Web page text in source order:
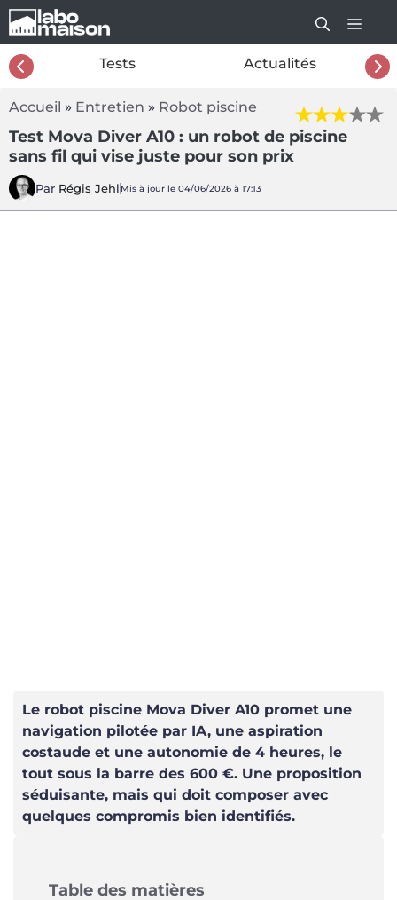
Aller
au
contenu
Tests Actualités
Accueil » Entretien » Robot piscine
Test Mova Diver A10 : un robot de piscine
sans fil qui vise juste pour son prix
Par Régis Jehl Mis à jour le 04/06/2026 à 17:13
Le robot piscine Mova Diver A10 promet une
navigation pilotée par IA, une aspiration
costaude et une autonomie de 4 heures, le
tout sous la barre des 600 €. Une proposition
séduisante, mais qui doit composer avec
quelques compromis bien identifiés.
Table des matières